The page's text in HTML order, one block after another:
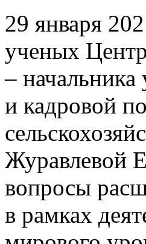
29 января
ученых
– начальника
и кадровой
Журавлевой
вопросы
в рамках